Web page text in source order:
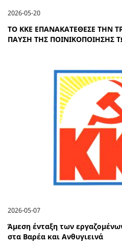
2026-05-20
ΤΟ ΚΚΕ ΕΠΑΝΑΚΑΤΕΘΕΣΕ ΤΗΝ
ΠΑΥΣΗ ΤΗΣ ΠΟΙΝΙΚΟΠΟΙΗΣΗΣ
2026-05-07
Άμεση ένταξη των
στα Βαρέα και Ανθυγιεινά